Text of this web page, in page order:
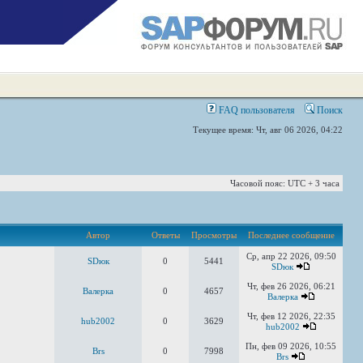
FAQ пользователя Поиск
Текущее время: Чт, авг 06 2026, 04:22
Часовой пояс: UTC + 3 часа
Автор Ответы Просмотры Последнее сообщение
SDюк 0 5441
Ср, апр 22 2026, 09:50
SDюк
Валерка 0 4657
Чт, фев 26 2026, 06:21
Валерка
hub2002 0 3629
Чт, фев 12 2026, 22:35
hub2002
Brs 0 7998
Пн, фев 09 2026, 10:55
Brs